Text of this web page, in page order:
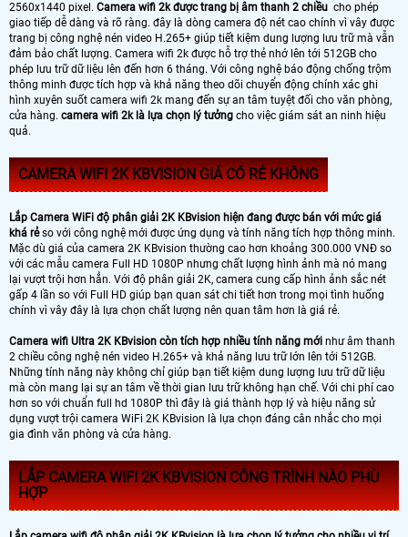
2560x1440 pixel. Camera wifi 2k được trang bị âm thanh 2 chiều cho phép
giao tiếp dễ dàng và rõ ràng. đây là dòng camera độ nét cao chính vì vây được
trang bị công nghệ nén video H.265+ giúp tiết kiệm dung lượng lưu trữ mà vẫn
đảm bảo chất lượng. Camera wifi 2k được hỗ trợ thẻ nhớ lên tới 512GB cho
phép lưu trữ dữ liệu lên đến hơn 6 tháng. Với công nghệ báo động chống trộm
thông minh được tích hợp và khả năng theo dõi chuyển động chính xác ghi
hình xuyên suốt camera wifi 2k mang đến sự an tâm tuyệt đối cho văn phòng,
cửa hàng. camera wifi 2k là lựa chọn lý tưởng cho việc giám sát an ninh hiệu
quả.
CAMERA WIFI 2K KBVISION GIÁ CÓ RẺ KHÔNG
Lắp Camera WiFi độ phân giải 2K KBvision hiện đang được bán với mức giá
khá rẻso với công nghệ mới được ứng dụng và tính năng tích hợp thông minh.
Mặc dù giá của camera 2K KBvision thường cao hơn khoảng 300.000 VNĐ so
với các mẫu camera Full HD 1080P nhưng chất lượng hình ảnh mà nó mang
lại vượt trội hơn hẳn. Với độ phân giải 2K, camera cung cấp hình ảnh sắc nét
gấp 4 lần so với Full HD giúp bạn quan sát chi tiết hơn trong mọi tình huống
chính vì vây đây là lựa chọn chất lượng nên quan tâm hơn là giá rẻ.
Camera wifi Ultra 2K KBvision còn tích hợp nhiều tính năng mới như âm thanh
2 chiều công nghệ nén video H.265+ và khả năng lưu trữ lớn lên tới 512GB.
Những tính năng này không chỉ giúp bạn tiết kiệm dung lượng lưu trữ dữ liệu
mà còn mang lại sự an tâm về thời gian lưu trữ không hạn chế. Với chi phí cao
hơn so với chuẩn full hd 1080P thì đây là giá thành hợp lý và hiệu năng sử
dụng vượt trội camera WiFi 2K KBvision là lựa chọn đáng cân nhắc cho mọi
gia đình văn phòng và cửa hàng.
LẮP CAMERA WIFI 2K KBVISION CÔNG TRÌNH NÀO PHÙ
HỢP